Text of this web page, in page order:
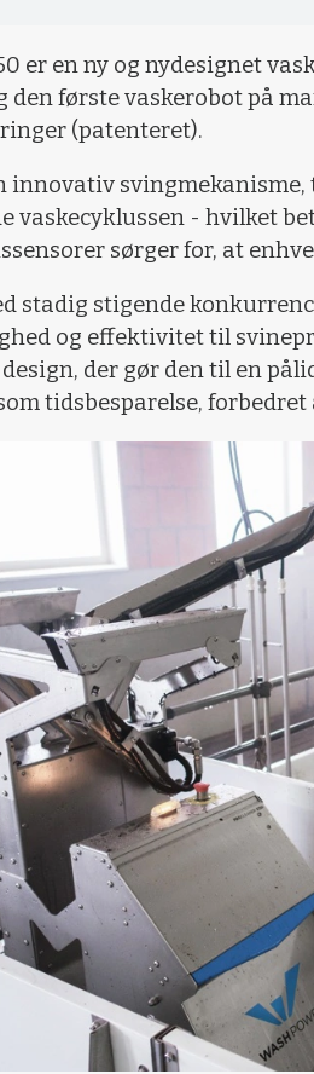
er en ny og nydesignet
den første vaskerobot på
(patenteret).
innovativ
vaskecyklussen - hvilket
sørger for, at
stadig stigende
og effektivitet til
der gør den til en
tidsbesparelse,